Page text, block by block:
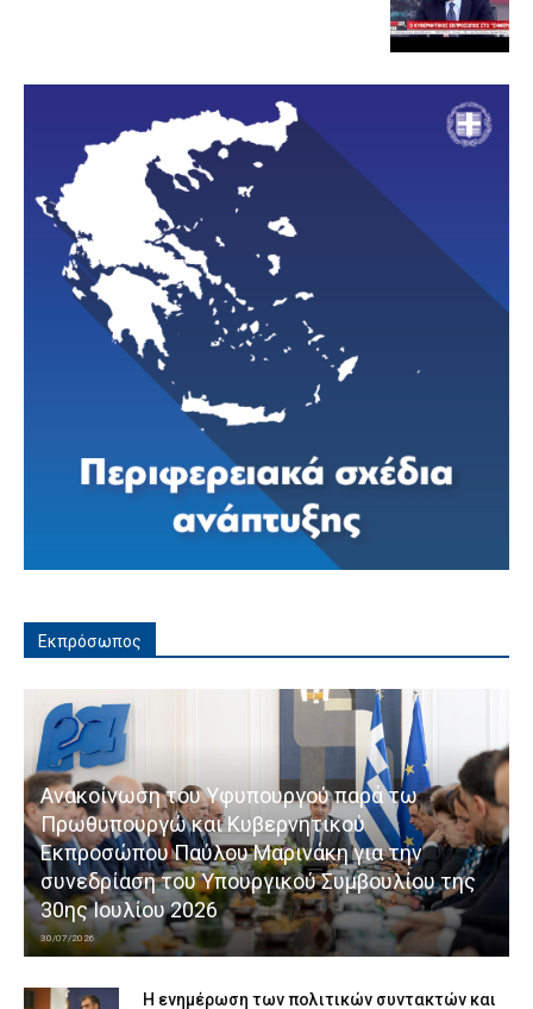
Εκπρόσωπος
Ανακοίνωση του Υφυπουργού παρά τω
Πρωθυπουργώ και Κυβερνητικού
Εκπροσώπου Παύλου Μαρινάκη για την
συνεδρίαση του Υπουργικού Συμβουλίου της
30ης Ιουλίου 2026
30/07/2026
Η ενημέρωση των πολιτικών συντακτών και